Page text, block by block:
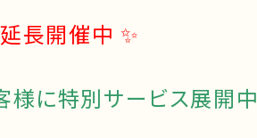
長開催中 ✨
様に特別サービス展開中